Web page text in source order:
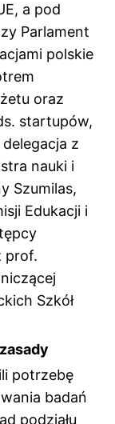
a pod
Parlament
polskie
oraz
startupów,
z
nauki i
Szumilas,
Edukacji i
prof.
Szkół
potrzebę
badań
podziału